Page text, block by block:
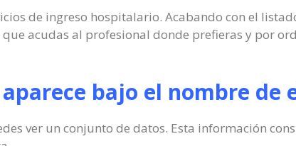
de ingreso hospitalario. Acabando con el
acudas al profesional donde prefieras y por
bajo el nombre de
ver un conjunto de datos. Esta información